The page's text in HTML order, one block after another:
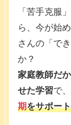
「苦手克服
ら、今が始
さんの「で
か？
家庭教師だ
せた学習で、
期をサポート